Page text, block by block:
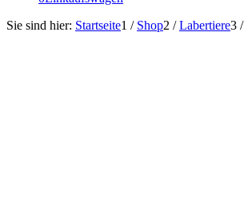
Sie sind hier: Startseite1 / Shop2 / Labertiere3 /